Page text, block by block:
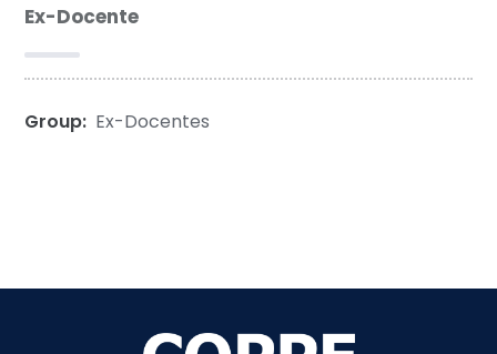
Ex-Docente
Group: Ex-Docentes